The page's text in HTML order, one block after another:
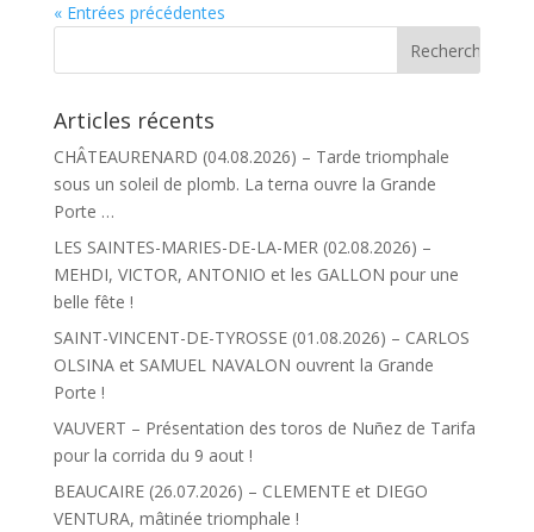
« Entrées précédentes
Articles récents
CHÂTEAURENARD (04.08.2026) – Tarde triomphale
sous un soleil de plomb. La terna ouvre la Grande
Porte …
LES SAINTES-MARIES-DE-LA-MER (02.08.2026) –
MEHDI, VICTOR, ANTONIO et les GALLON pour une
belle fête !
SAINT-VINCENT-DE-TYROSSE (01.08.2026) – CARLOS
OLSINA et SAMUEL NAVALON ouvrent la Grande
Porte !
VAUVERT – Présentation des toros de Nuñez de Tarifa
pour la corrida du 9 aout !
BEAUCAIRE (26.07.2026) – CLEMENTE et DIEGO
VENTURA, mâtinée triomphale !